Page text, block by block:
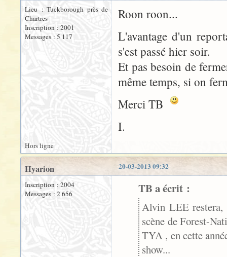
Lieu : Tuckborough près de
Chartres
Inscription : 2001
Messages : 5 117
Roon roon...
L'avantage d'un
s'est passé hier soir.
Et pas besoin de
même temps, si on
Merci TB
I.
Hors ligne
20-03-2013 09:32
Hyarion
Inscription : 2004
Messages : 2 656
TB a écrit :
Alvin LEE restera,
scène de Forest-
TYA , en cette
show...